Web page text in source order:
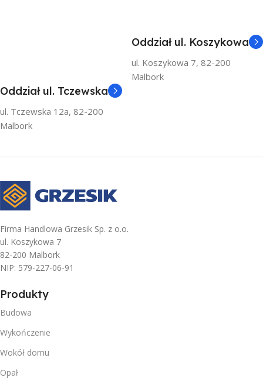
Oddział ul. Koszykowa
ul. Koszykowa 7, 82-200
Malbork
Oddział ul. Tczewska
ul. Tczewska 12a, 82-200
Malbork
Firma Handlowa Grzesik Sp. z o.o.
ul. Koszykowa 7
82-200 Malbork
NIP: 579-227-06-91
Produkty
Budowa
Wykończenie
Wokół domu
Opał